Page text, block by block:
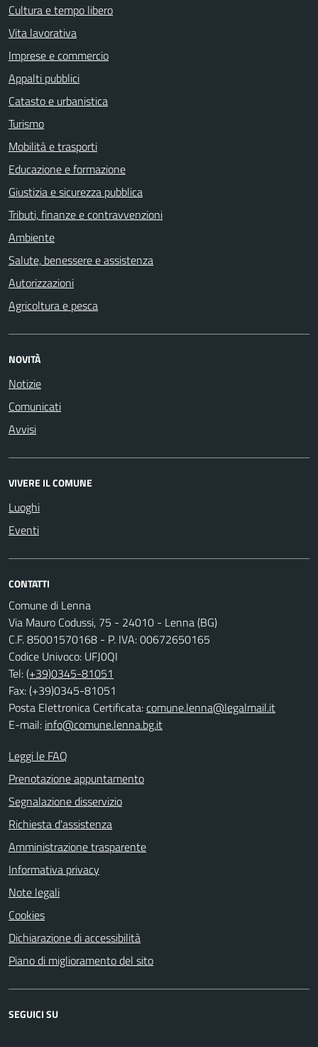
Cultura e tempo libero
Vita lavorativa
Imprese e commercio
Appalti pubblici
Catasto e urbanistica
Turismo
Mobilità e trasporti
Educazione e formazione
Giustizia e sicurezza pubblica
Tributi, finanze e contravvenzioni
Ambiente
Salute, benessere e assistenza
Autorizzazioni
Agricoltura e pesca
NOVITÀ
Notizie
Comunicati
Avvisi
VIVERE IL COMUNE
Luoghi
Eventi
CONTATTI
Comune di Lenna
Via Mauro Codussi, 75 - 24010 - Lenna (BG)
C.F. 85001570168 - P. IVA: 00672650165
Codice Univoco: UFJ0QI
Tel:(+39)0345-81051
Fax: (+39)0345-81051
Posta Elettronica Certificata:comune.lenna@legalmail.it
E-mail: info@comune.lenna.bg.it
Leggi le FAQ
Prenotazione appuntamento
Segnalazione disservizio
Richiesta d'assistenza
Amministrazione trasparente
Informativa privacy
Note legali
Cookies
Dichiarazione di accessibilità
Piano di miglioramento del sito
SEGUICI SU